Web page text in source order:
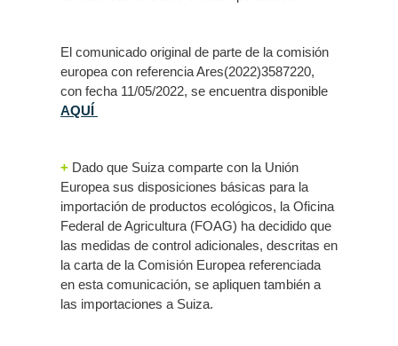
El comunicado original de parte de la comisión
europea con referencia Ares(2022)3587220,
con fecha 11/05/2022, se encuentra disponible
AQUÍ
+ Dado que Suiza comparte con la Unión
Europea sus disposiciones básicas para la
importación de productos ecológicos, la Oficina
Federal de Agricultura (FOAG) ha decidido que
las medidas de control adicionales, descritas en
la carta de la Comisión Europea referenciada
en esta comunicación, se apliquen también a
las importaciones a Suiza.